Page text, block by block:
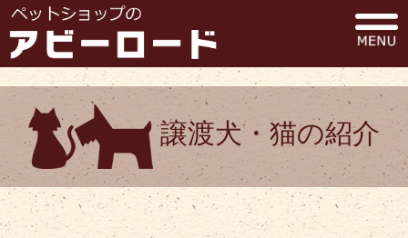
譲渡犬・猫の紹介